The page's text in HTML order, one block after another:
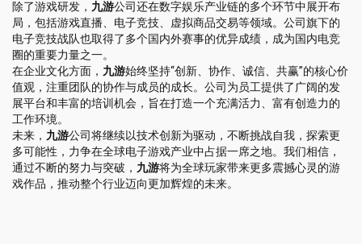
除了游戏研发， 九游公司还在数字娱乐产业链的多个环节中展开布
局，包括游戏直播、电子竞技、虚拟商品交易等领域。公司旗下的
电子竞技战队也取得了多个国内外赛事的优异成绩，成为国内电竞
圈的重要力量之一。
在企业文化方面， 九游始终坚持“创新、协作、诚信、共赢”的核心价
值观，注重团队的协作与成员的成长。公司为员工提供了广阔的发
展平台和丰富的培训机会，旨在打造一个充满活力、富有创造力的
工作环境。
未来， 九游公司将继续以技术创新为驱动，不断挑战自我，探索更
多可能性，力争在全球电子游戏产业中占据一席之地。我们相信，
通过不断的努力与突破， 九游将为全球玩家带来更多震撼心灵的游
戏作品，推动整个行业迈向更加辉煌的未来。